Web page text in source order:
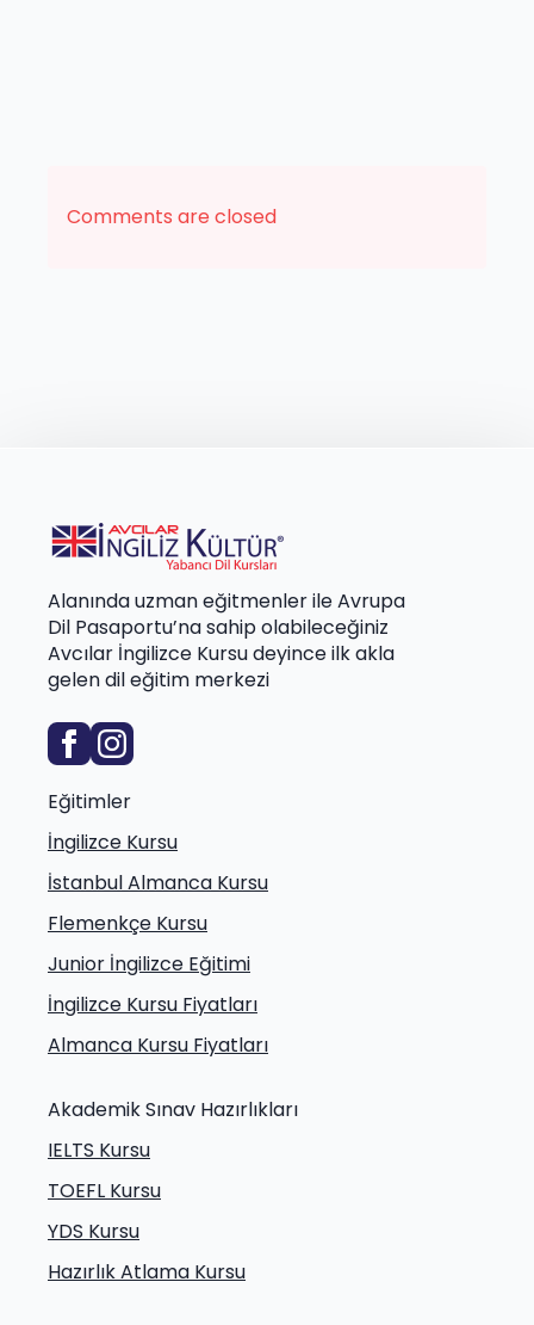
Comments are closed
Alanında uzman eğitmenler ile Avrupa
Dil Pasaportu’na sahip olabileceğiniz
Avcılar İngilizce Kursu deyince ilk akla
gelen dil eğitim merkezi
Eğitimler
İngilizce Kursu
İstanbul Almanca Kursu
Flemenkçe Kursu
Junior İngilizce Eğitimi
İngilizce Kursu Fiyatları
Almanca Kursu Fiyatları
Akademik Sınav Hazırlıkları
IELTS Kursu
TOEFL Kursu
YDS Kursu
Hazırlık Atlama Kursu